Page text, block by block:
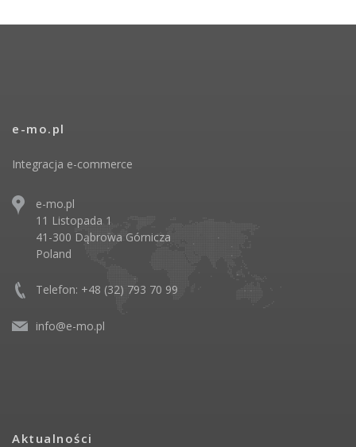
e-mo.pl
Integracja e-commerce
e-mo.pl
11 Listopada 1
41-300 Dąbrowa Górnicza
Poland
Telefon: +48 (32) 793 70 99
info@e-mo.pl
Aktualności